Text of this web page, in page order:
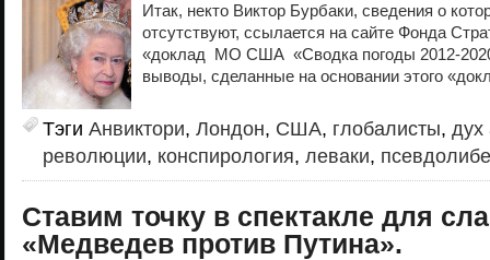
Итак, некто Виктор Бурбаки, сведения о
отсутствуют, ссылается на сайте Фонда
«доклад МО США «Сводка погоды 2012-
выводы, сделанные на основании этого
Тэги Анвиктори, Лондон, США, глобалисты, дух
революции, конспирология, леваки,
Ставим точку в спектакле для
«Медведев против Путина».